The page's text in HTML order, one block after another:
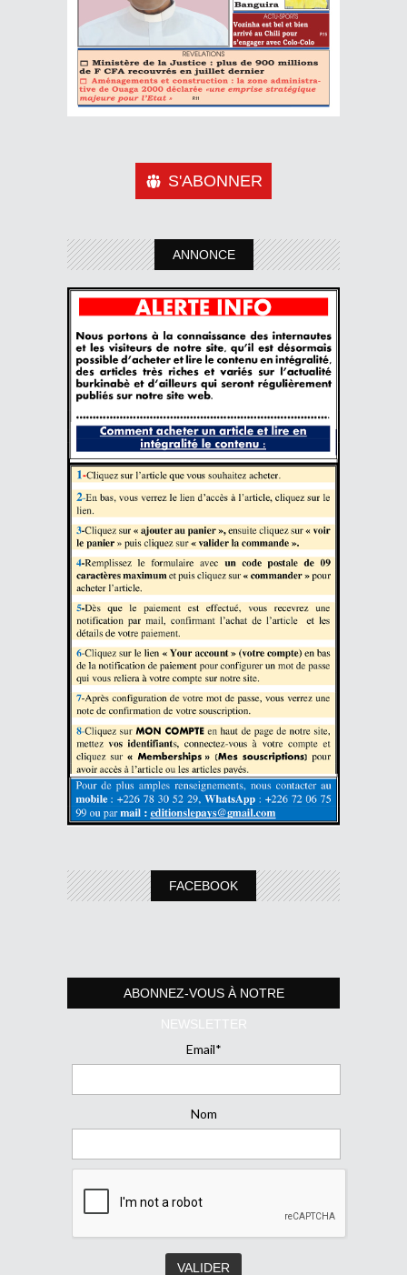
S'ABONNER
ANNONCE
FACEBOOK
ABONNEZ-VOUS À NOTRE
NEWSLETTER
Email*
Nom